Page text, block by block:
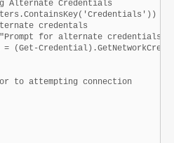
Alternate Credentials
{
credentals
for alternate credentials"
= (Get-
to attempting connection